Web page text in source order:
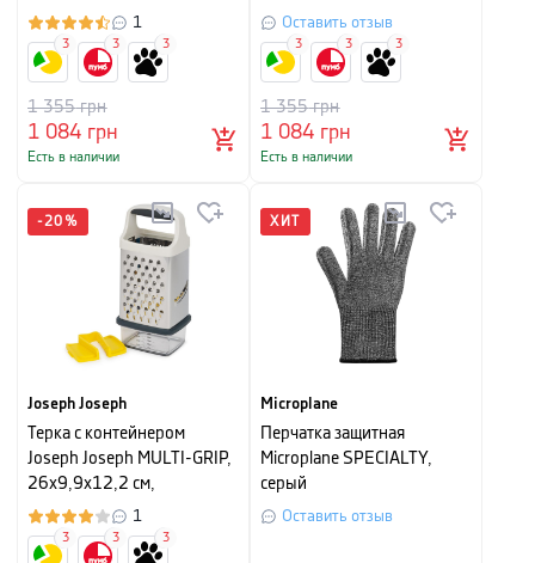
1
1 084 грн
1 355грн
Есть в наличии
3 3 3
28,5 см, зеленый
Оставить отзыв
1 084 грн
1 355грн
Есть в наличии
3 3 3
-20 %
Joseph Joseph
Терка с контейнером
Joseph Joseph MULTI-GRIP,
26x9,9x12,2 см,
серебристый 1
3 3 3
ХИТ
Microplane
Перчатка защитная
Microplane SPECIALTY,
серый
Оставить отзыв